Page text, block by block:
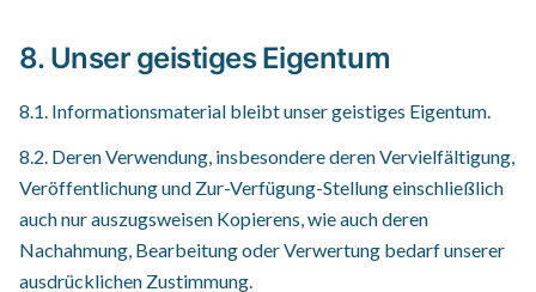
8. Unser geistiges Eigentum
8.1. Informationsmaterial bleibt unser geistiges Eigentum.
8.2. Deren Verwendung, insbesondere deren Vervielfältigung,
Veröffentlichung und Zur-Verfügung-Stellung einschließlich
auch nur auszugsweisen Kopierens, wie auch deren
Nachahmung, Bearbeitung oder Verwertung bedarf unserer
ausdrücklichen Zustimmung.